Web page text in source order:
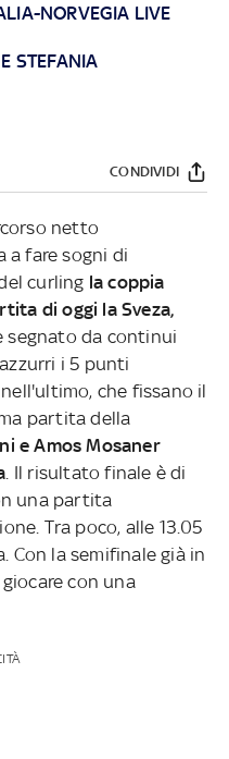
NORVEGIA LIVE
STEFANIA
CONDIVIDI
netto
a fare sogni di
curling la coppia
di oggi la Sveza,
segnato da continui
i 5 punti
che fissano il
partita della
e Amos Mosaner
. Il risultato finale è di
una partita
Tra poco, alle 13.05
Con la semifinale già in
con una